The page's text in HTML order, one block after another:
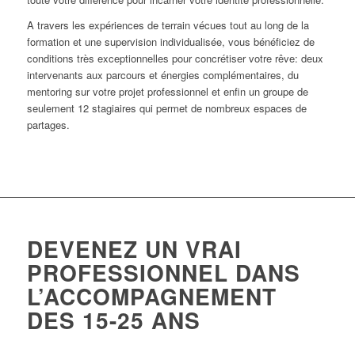
A travers les expériences de terrain vécues tout au long de la
formation et une supervision individualisée, vous bénéficiez de
conditions très exceptionnelles pour concrétiser votre rêve: deux
intervenants aux parcours et énergies complémentaires, du
mentoring sur votre projet professionnel et enfin un groupe de
seulement 12 stagiaires qui permet de nombreux espaces de
partages.
DEVENEZ UN VRAI
PROFESSIONNEL DANS
L’ACCOMPAGNEMENT
DES 15-25 ANS